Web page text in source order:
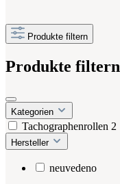
Produkte filtern
Produkte filtern
Kategorien
Tachographenrollen 2
Hersteller
neuvedeno